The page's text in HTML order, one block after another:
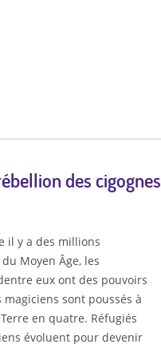
des cigognes
il y a des millions
Moyen Âge, les
eux ont des pouvoirs
sont poussés à
en quatre. Réfugiés
évoluent pour devenir